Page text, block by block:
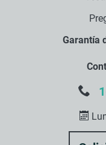
Garantía